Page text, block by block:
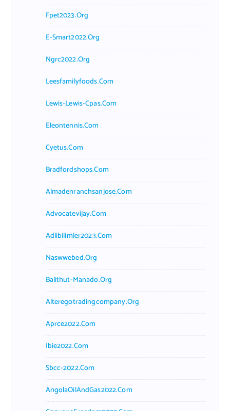
Fpet2023.org
E-Smart2022.org
Ngrc2022.org
Leesfamilyfoods.com
Lewis-Lewis-Cpas.com
Eleontennis.com
Cyetus.com
Bradfordshops.com
Almadenranchsanjose.com
Advocatevijay.com
Adlibilimler2023.com
Naswwebed.org
Balithut-Manado.org
Alteregotradingcompany.org
Aprce2022.com
Ibie2022.com
Sbcc-2022.com
AngolaOilAndGas2022.com